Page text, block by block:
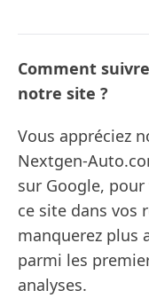
Comment
notre site ?
Vous appréciez
Nextgen-
sur Google,
ce site dans vos
manquerez plus
parmi les
analyses.